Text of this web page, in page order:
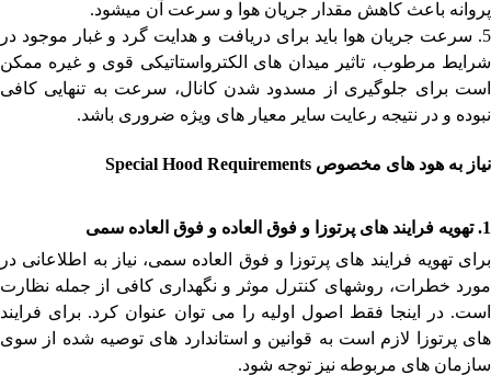
پروانه باعث کاهش مقدار جریان هوا و سرعت آن میشود.
5. سرعت جریان هوا باید برای دریافت و هدایت گرد و غبار موجود در
شرایط مرطوب، تاثیر میدان های الکترواستاتیکی قوی و غیره ممکن
است برای جلوگیری از مسدود شدن کانال، سرعت به تنهایی کافی
نبوده و در نتیجه رعایت سایر معیار های ویژه ضروری باشد.
نیاز به هود های مخصوص Special Hood Requirements
1. تهویه فرایند های پرتوزا و فوق العاده و فوق العاده سمی
برای تهویه فرایند های پرتوزا و فوق العاده سمی، نیاز به اطلاعانی در
مورد خطرات، روشهای کنترل موثر و نگهداری کافی از جمله نظارت
است. در اینجا فقط اصول اولیه را می توان عنوان کرد. برای فرایند
های پرتوزا لازم است به قوانین و استاندارد های توصیه شده از سوی
سازمان های مربوطه نیز توجه شود.